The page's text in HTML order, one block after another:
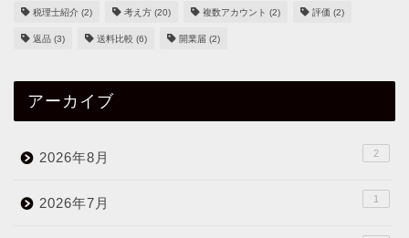
税理士紹介 (2) 考え方 (20) 複数アカウント (2) 評価 (2)
返品 (3) 送料比較 (6) 開業届 (2)
アーカイブ
2026年8月 2
2026年7月 1